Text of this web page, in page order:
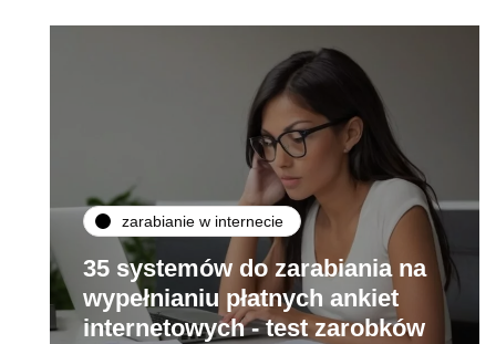
zarabianie w internecie
35 systemów do zarabiania na
wypełnianiu płatnych ankiet
internetowych - test zarobków